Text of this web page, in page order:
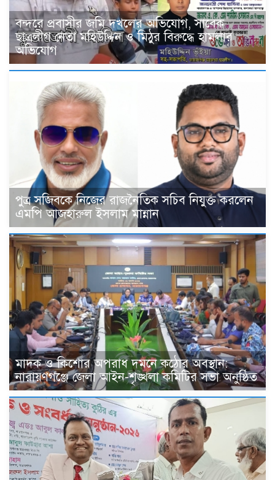
বন্দরে প্রবাসীর জমি দখলের অভিযোগ, সাবেক
ছাত্রলীগ নেতা মহিউদ্দিন ও মিঠুর বিরুদ্ধে হামলার
অভিযোগ
পুত্র সজিবকে নিজের রাজনৈতিক সচিব নিযুক্ত করলেন
এমপি আজহারুল ইসলাম মান্নান
মাদক ও কিশোর অপরাধ দমনে কঠোর অবস্থান:
নারায়ণগঞ্জে জেলা আইন-শৃঙ্খলা কমিটির সভা অনুষ্ঠিত